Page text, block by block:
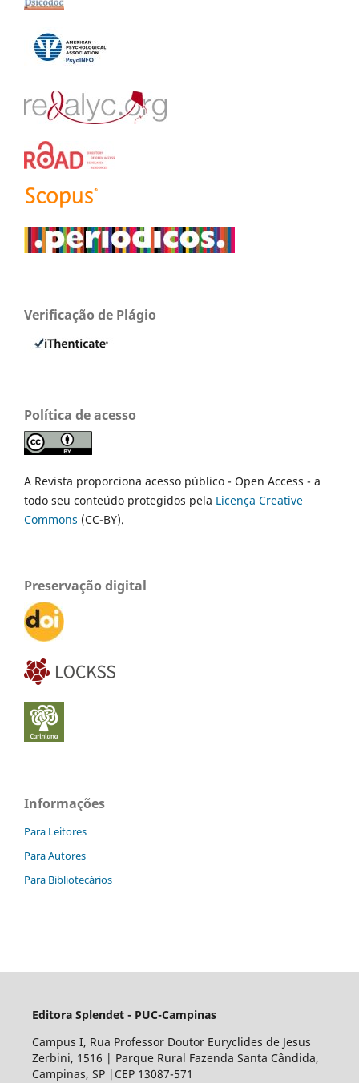
Verificação de Plágio
Política de acesso
A Revista proporciona acesso público - Open Access - a
todo seu conteúdo protegidos pela Licença Creative
Commons (CC-BY).
Preservação digital
Informações
Para Leitores
Para Autores
Para Bibliotecários
Editora Splendet - PUC-Campinas
Campus I, Rua Professor Doutor Euryclides de Jesus
Zerbini, 1516 | Parque Rural Fazenda Santa Cândida,
Campinas, SP |CEP 13087-571